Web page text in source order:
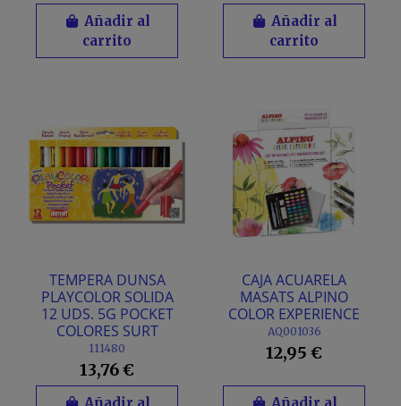
Añadir al
carrito
Añadir al
carrito
TEMPERA DUNSA
PLAYCOLOR SOLIDA
12 UDS. 5G POCKET
COLORES SURT
111480
13,76 €
CAJA ACUARELA
MASATS ALPINO
COLOR EXPERIENCE
AQ001036
12,95 €